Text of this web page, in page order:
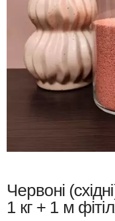
Червоні
1 кг + 1 м